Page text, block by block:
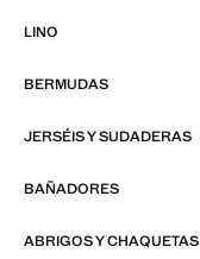
LINO
BERMUDAS
JERSÉIS Y SUDADERAS
BAÑADORES
ABRIGOS Y CHAQUETAS